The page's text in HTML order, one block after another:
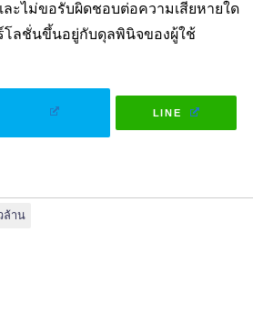
ะไม่ขอรับผิดชอบต่อความเสียหายใด
โลชั่นขึ้นอยู่กับดุลพินิจของผู้ใช้
LINE
ล้าน